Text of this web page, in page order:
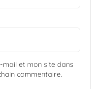
et mon site dans
commentaire.